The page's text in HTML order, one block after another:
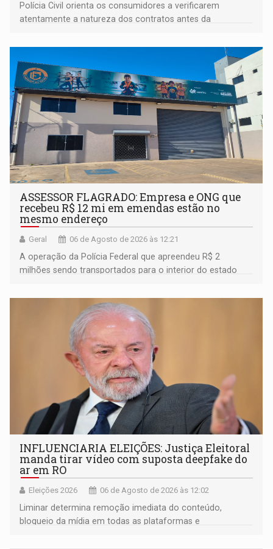
Polícia Civil orienta os consumidores a verificarem
atentamente a natureza dos contratos antes da
ASSESSOR FLAGRADO: Empresa e ONG que
recebeu R$ 12 mi em emendas estão no
mesmo endereço
Geral 06 de Agosto de 2026 às 12:21
A operação da Polícia Federal que apreendeu R$ 2
milhões sendo transportados para o interior do estado
ligação do suspeito com um deputado federal do União
Brasil por Rondônia
INFLUENCIARIA ELEIÇÕES: Justiça Eleitoral
manda tirar vídeo com suposta deepfake do
ar em RO
Eleições 2026 06 de Agosto de 2026 às 12:02
Liminar determina remoção imediata do conteúdo,
bloqueio da mídia em todas as plataformas e